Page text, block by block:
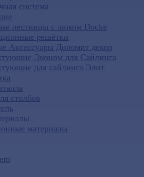
система
лестницы с люком Docke
решётки
Аксессуары Доломит декор
Эконом для Сайдинга
для cайдинга Элит
столбов
материалы